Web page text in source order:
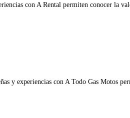
con A Rental permiten conocer la
y experiencias con A Todo Gas